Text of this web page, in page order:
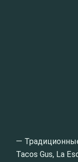
—
Tacos Gus, La